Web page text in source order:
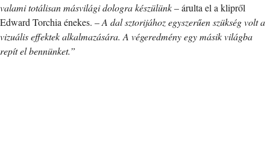
valami totálisan másvilági dologra készülünk– árulta el a klipről
Edward Torchia énekes. –A dal sztorijához egyszerűen szükség volt a
vizuális effektek alkalmazására. A végeredmény egy másik világba
repít el bennünket.”